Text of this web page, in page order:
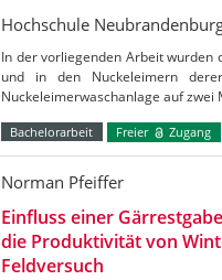
Hochschule
In der vorliegenden Arbeit wurden
und in den Nuckeleimern
Nuckeleimerwaschanlage auf
Bachelorarbeit Freier Zugang
Norman Pfeiffer
Einfluss einer
die Produktivität von
Feldversuch